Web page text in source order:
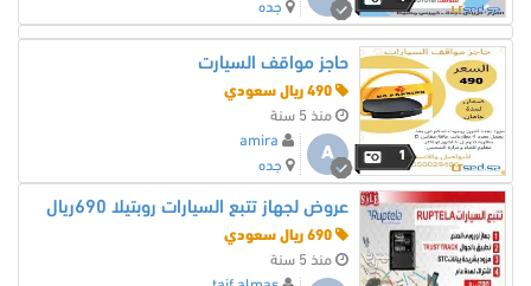
جده
1
حاجز مواقف السيارت
منذ 5 سنة
A
amira
جده
عروض لجهاز تتبع السيارات روبتيلا 690ريال
منذ 5 سنة